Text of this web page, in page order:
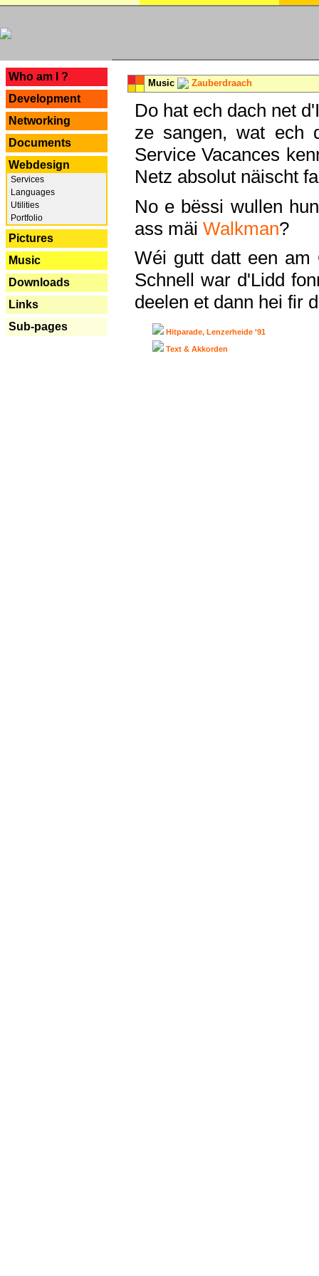
Who am I ?
Development
Networking
Documents
Webdesign
Services
Languages
Utilities
Portfolio
Pictures
Music
Downloads
Links
Sub-pages
Music Zauberdraach
Do hat ech dach net
ze sangen, wat ech
Service Vacances
Netz absolut näischt
No e bëssi wullen
ass mäi Walkman?
Wéi gutt datt een am
Schnell war d'Lidd
deelen et dann hei fir
Hitparade, Lenzerheide '91
Text & Akkorden